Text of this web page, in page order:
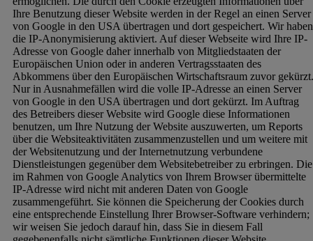
Ihre Benutzung dieser Website werden in der Regel an einen Server
von Google in den USA übertragen und dort gespeichert. Wir haben
die IP-Anonymisierung aktiviert. Auf dieser Webseite wird Ihre IP-
Adresse von Google daher innerhalb von Mitgliedstaaten der
Europäischen Union oder in anderen Vertragsstaaten des
Abkommens über den Europäischen Wirtschaftsraum zuvor gekürzt.
Nur in Ausnahmefällen wird die volle IP-Adresse an einen Server
von Google in den USA übertragen und dort gekürzt. Im Auftrag
des Betreibers dieser Website wird Google diese Informationen
benutzen, um Ihre Nutzung der Website auszuwerten, um Reports
über die Websiteaktivitäten zusammenzustellen und um weitere mit
der Websitenutzung und der Internetnutzung verbundene
Dienstleistungen gegenüber dem Websitebetreiber zu erbringen. Die
im Rahmen von Google Analytics von Ihrem Browser übermittelte
IP-Adresse wird nicht mit anderen Daten von Google
zusammengeführt. Sie können die Speicherung der Cookies durch
eine entsprechende Einstellung Ihrer Browser-Software verhindern;
wir weisen Sie jedoch darauf hin, dass Sie in diesem Fall